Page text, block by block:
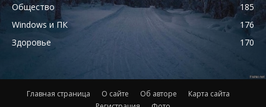
Общество
185
Windows и ПК
176
Здоровье
170
Главная страница О сайте Об авторе
Карта сайта